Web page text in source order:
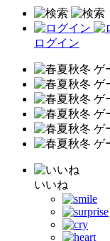
ログイン
いいね